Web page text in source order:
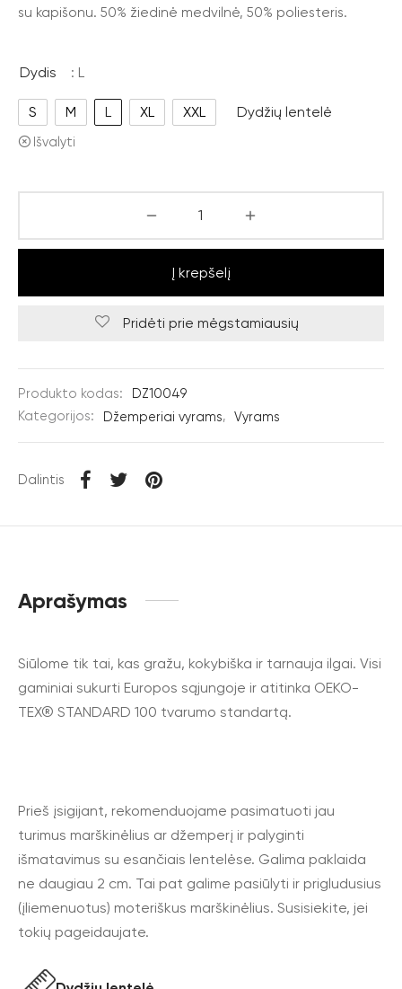
su kapišonu. 50% žiedinė medvilnė, 50% poliesteris.
Dydis : L
S M L XL XXL Dydžių lentelė
Išvalyti
Į krepšelį
Pridėti prie mėgstamiausių
Produkto kodas:
DZ10049
Kategorijos:
Džemperiai vyrams, Vyrams
Dalintis
Aprašymas
Siūlome tik tai, kas gražu, kokybiška ir tarnauja ilgai. Visi
gaminiai sukurti Europos sąjungoje ir atitinka OEKO-
TEX® STANDARD 100 tvarumo standartą.
Prieš įsigijant, rekomenduojame pasimatuoti jau
turimus marškinėlius ar džemperį ir palyginti
išmatavimus su esančiais lentelėse. Galima paklaida
ne daugiau 2 cm. Tai pat galime pasiūlyti ir prigludusius
(įliemenuotus) moteriškus marškinėlius. Susisiekite, jei
tokių pageidaujate.